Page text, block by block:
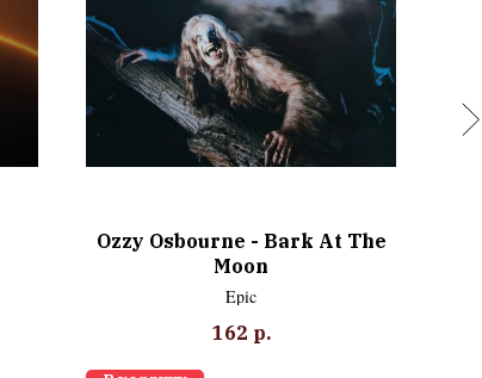
Ozzy Osbourne - Bark At The
Moon
Epic
162 р.